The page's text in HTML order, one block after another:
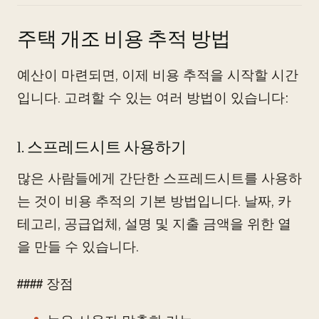
주택 개조 비용 추적 방법
예산이 마련되면, 이제 비용 추적을 시작할 시간
입니다. 고려할 수 있는 여러 방법이 있습니다:
1. 스프레드시트 사용하기
많은 사람들에게 간단한 스프레드시트를 사용하
는 것이 비용 추적의 기본 방법입니다. 날짜, 카
테고리, 공급업체, 설명 및 지출 금액을 위한 열
을 만들 수 있습니다.
#### 장점